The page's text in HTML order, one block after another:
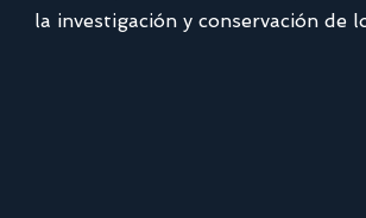
la investigación y conservación de